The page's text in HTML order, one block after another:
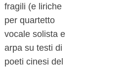
fragili (e liriche
per quartetto
vocale solista e
arpa su testi di
poeti cinesi del